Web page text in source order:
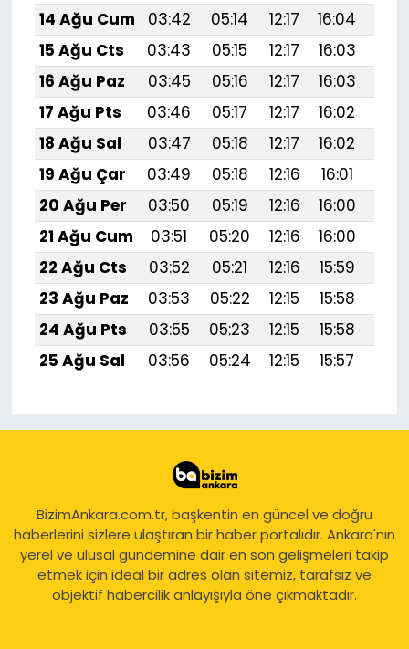
14 Ağu Cum
03:42 05:14 12:17 16:04
15 Ağu Cts
03:43 05:15 12:17 16:03
16 Ağu Paz
03:45 05:16 12:17 16:03
17 Ağu Pts
03:46 05:17 12:17 16:02
18 Ağu Sal
03:47 05:18 12:17 16:02
19 Ağu Çar
03:49 05:18 12:16 16:01
20 Ağu Per
03:50 05:19 12:16 16:00
21 Ağu Cum
03:51 05:20 12:16 16:00
22 Ağu Cts
03:52 05:21 12:16 15:59
23 Ağu Paz
03:53 05:22 12:15 15:58
24 Ağu Pts
03:55 05:23 12:15 15:58
25 Ağu Sal
03:56 05:24 12:15 15:57
BizimAnkara.com.tr, başkentin en güncel ve doğru
haberlerini sizlere ulaştıran bir haber portalıdır. Ankara'nın
yerel ve ulusal gündemine dair en son gelişmeleri takip
etmek için ideal bir adres olan sitemiz, tarafsız ve
objektif habercilik anlayışıyla öne çıkmaktadır.